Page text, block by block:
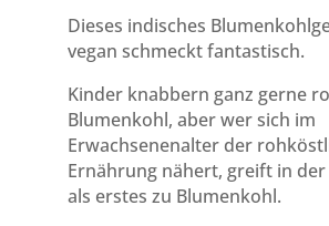
Dieses indisches
vegan schmeckt fantastisch.
Kinder knabbern ganz gerne
Blumenkohl, aber wer sich im
Erwachsenenalter der
Ernährung nähert, greift in der
als erstes zu Blumenkohl.